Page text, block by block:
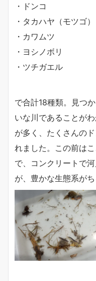
・ドンコ
・タカハヤ（モツゴ）
・カワムツ
・ヨシノボリ
・ツチガエル
で合計18種類。見つ
いな川であることが
が多く、たくさんの
れました。この前は
で、コンクリートで
が、豊かな生態系が